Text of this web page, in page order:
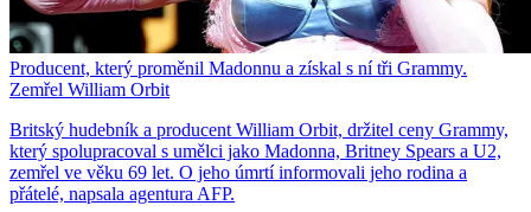
Producent, který proměnil Madonnu a získal s ní tři Grammy.
Zemřel William Orbit
Britský hudebník a producent William Orbit, držitel ceny Grammy,
který spolupracoval s umělci jako Madonna, Britney Spears a U2,
zemřel ve věku 69 let. O jeho úmrtí informovali jeho rodina a
přátelé, napsala agentura AFP.